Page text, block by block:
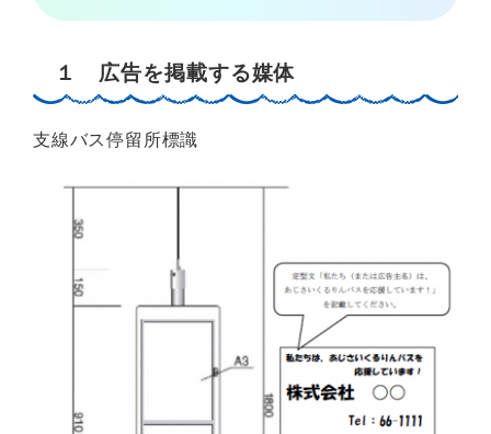
１ 広告を掲載する媒体
支線バス停留所標識